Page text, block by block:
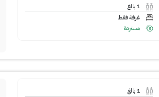
1 بالغ
غرفة فقط
مستردة
1 بالغ